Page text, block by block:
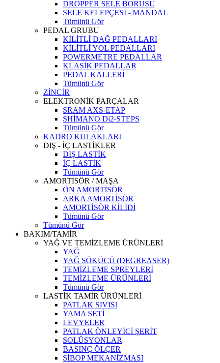
DROPPER SELE BORUSU
SELE KELEPÇESİ - MANDAL
Tümünü Gör
PEDAL GRUBU
KİLİTLİ DAĞ PEDALLARI
KİLİTLİ YOL PEDALLARI
POWERMETRE PEDALLAR
KLASİK PEDALLAR
PEDAL KALLERİ
Tümünü Gör
ZİNCİR
ELEKTRONİK PARÇALAR
SRAM AXS-ETAP
SHİMANO Di2-STEPS
Tümünü Gör
KADRO KULAKLARI
DIŞ - İÇ LASTİKLER
DIŞ LASTİK
İÇ LASTİK
Tümünü Gör
AMORTİSÖR / MAŞA
ÖN AMORTİSÖR
ARKA AMORTİSÖR
AMORTİSÖR KİLİDİ
Tümünü Gör
Tümünü Gör
BAKIM/TAMİR
YAĞ VE TEMİZLEME ÜRÜNLERİ
YAĞ
YAĞ SÖKÜCÜ (DEGREASER)
TEMİZLEME SPREYLERİ
TEMİZLEME ÜRÜNLERİ
Tümünü Gör
LASTİK TAMİR ÜRÜNLERİ
PATLAK SIVISI
YAMA SETİ
LEVYELER
PATLAK ÖNLEYİCİ ŞERİT
SOLÜSYONLAR
BASINÇ ÖLÇER
SİBOP MEKANİZMASI